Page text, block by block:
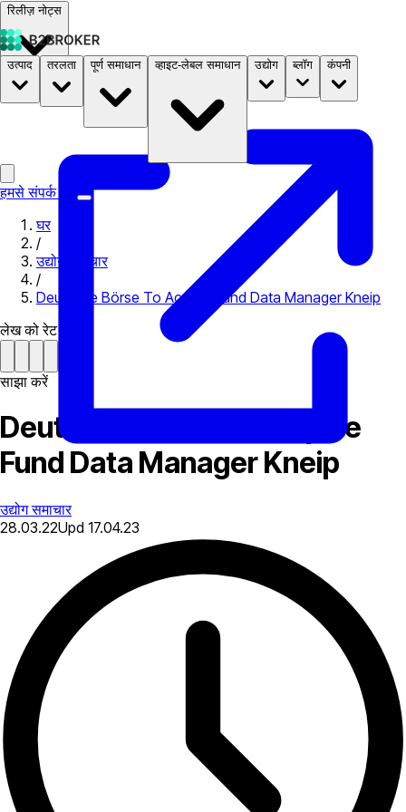
रिलीज़ नोट्स
दस्तावेज़ मूल्य निर्धारणB2STORE
उत्पाद तरलता पूर्ण समाधान व्हाइट-लेबल समाधान उद्योग ब्लॉग कंपनी
हमसे संपर्क करें
घर
/
उद्योग समाचार
/
Deutsche Börse To Acquire Fund Data Manager Kneip
लेख को रेट करें
साझा करें
Deutsche Börse To Acquire
Fund Data Manager Kneip
उद्योग समाचार
28.03.22Upd 17.04.23